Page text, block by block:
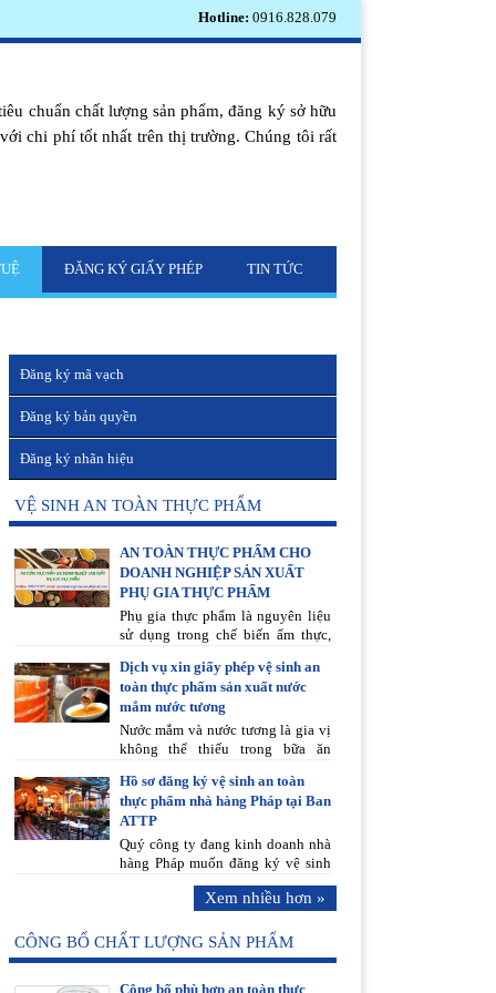
Hotline: 0916.828.079
chuẩn chất lượng sản phẩm, đăng ký sở hữu
chi phí tốt nhất trên thị trường. Chúng tôi rất
ĐĂNG KÝ GIẤY PHÉP TIN TỨC
Đăng ký mã vạch
Đăng ký bản quyền
Đăng ký nhãn hiệu
VỆ SINH AN TOÀN THỰC PHẨM
AN TOÀN THỰC PHẨM CHO
DOANH NGHIỆP SẢN XUẤT
PHỤ GIA THỰC PHẨM
Phụ gia thực phẩm là nguyên liệu
sử dụng trong chế biến ẩm thực,
thực phẩm để bảo quản hay cải
thiện hương vị và bề ngoài của
món ăn hay dùng trong sản xuất,
chế biến thực phẩm
Dịch vụ xin giấy phép vệ sinh an
toàn thực phẩm sản xuất nước
mắm nước tương
Nước mắm và nước tương là gia vị
không thể thiếu trong bữa ăn
sản xuất thì trước tiên cơ sở sản
xuất cần xin giấy phép vệ sinh an
toàn thực phẩm. 0988.618.198 là
đường dây nóng sẵn sàng phục vụ
tư vấn miễn phí 24/7.
Hồ sơ đăng ký vệ sinh an toàn
thực phẩm nhà hàng Pháp tại Ban
ATTP
Quý công ty đang kinh doanh nhà
hàng Pháp muốn đăng ký vệ sinh
an toàn thực phẩm nhưng không
có thời gian đi lại, hoặc chưa nắm
nhận vệ sinh an toàn thực phẩm
cho mô hình kinh doanh dịch vụ
Xem nhiều hơn »
CÔNG BỐ CHẤT LƯỢNG SẢN PHẨM
Công bố phù hợp an toàn thực